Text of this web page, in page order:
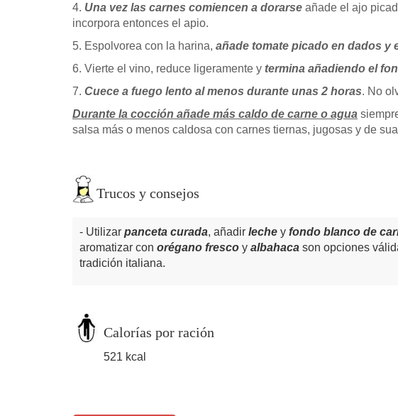
4. Una vez las carnes comiencen a dorarse añade el ajo
incorpora entonces el apio.
5. Espolvorea con la harina, añade tomate picado en dados y
6. Vierte el vino, reduce ligeramente y termina añadiendo el
7. Cuece a fuego lento al menos durante unas 2 horas. No
Durante la cocción añade más caldo de carne o agua
salsa más o menos caldosa con carnes tiernas, jugosas y de
Trucos y consejos
Utilizar panceta curada, añadir leche y fondo blanco de
aromatizar con orégano fresco y albahaca son opciones
tradición italiana.
Calorías por ración
521 kcal